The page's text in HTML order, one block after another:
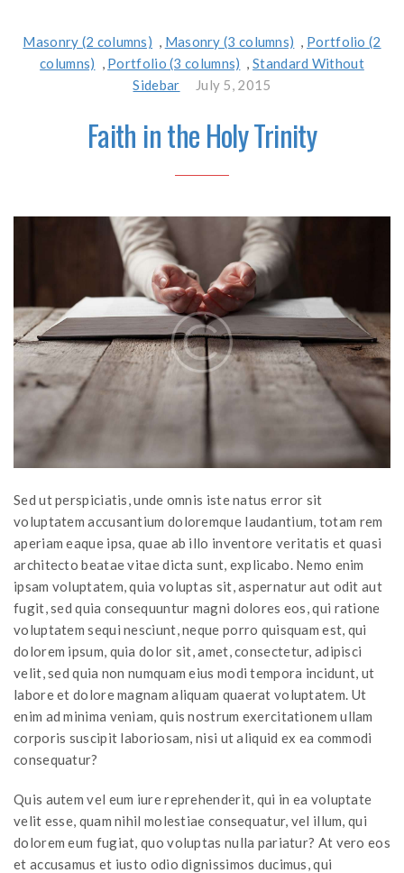
Masonry (2 columns) , Masonry (3 columns) , Portfolio (2
columns) , Portfolio (3 columns) ,Standard Without
Sidebar
July 5, 2015
Faith in the Holy Trinity
Sed ut perspiciatis, unde omnis iste natus error sit
voluptatem accusantium doloremque laudantium, totam rem
aperiam eaque ipsa, quae ab illo inventore veritatis et quasi
architecto beatae vitae dicta sunt, explicabo. Nemo enim
ipsam voluptatem, quia voluptas sit, aspernatur aut odit aut
fugit, sed quia consequuntur magni dolores eos, qui ratione
voluptatem sequi nesciunt, neque porro quisquam est, qui
dolorem ipsum, quia dolor sit, amet, consectetur, adipisci
velit, sed quia non numquam eius modi tempora incidunt, ut
labore et dolore magnam aliquam quaerat voluptatem. Ut
enim ad minima veniam, quis nostrum exercitationem ullam
corporis suscipit laboriosam, nisi ut aliquid ex ea commodi
consequatur?
Quis autem vel eum iure reprehenderit, qui in ea voluptate
velit esse, quam nihil molestiae consequatur, vel illum, qui
dolorem eum fugiat, quo voluptas nulla pariatur? At vero eos
et accusamus et iusto odio dignissimos ducimus, qui